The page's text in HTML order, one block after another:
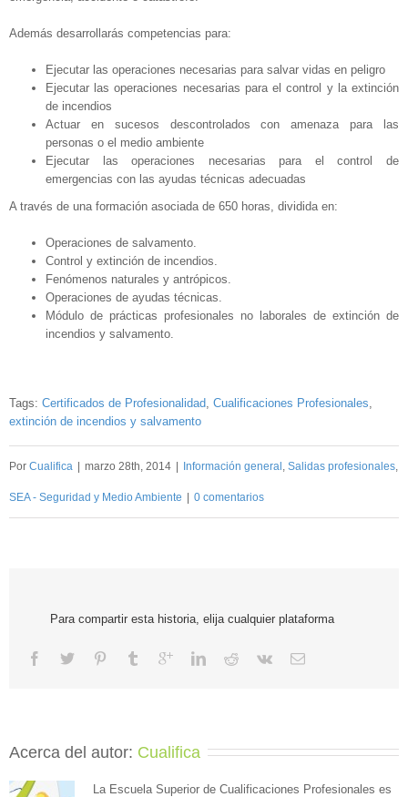
Además desarrollarás competencias para:
Ejecutar las operaciones necesarias para salvar vidas en peligro
Ejecutar las operaciones necesarias para el control y la extinción
de incendios
Actuar en sucesos descontrolados con amenaza para las
personas o el medio ambiente
Ejecutar las operaciones necesarias para el control de
emergencias con las ayudas técnicas adecuadas
A través de una formación asociada de 650 horas, dividida en:
Operaciones de salvamento.
Control y extinción de incendios.
Fenómenos naturales y antrópicos.
Operaciones de ayudas técnicas.
Módulo de prácticas profesionales no laborales de extinción de
incendios y salvamento.
Tags: Certificados de Profesionalidad Cualificaciones Profesionales
extinción de incendios y salvamento
Por Cualifica | marzo 28th, 2014 | Información general Salidas profesionales
SEA - Seguridad y Medio Ambiente | 0 comentarios
Para compartir esta historia, elija cualquier plataforma
Acerca del autor: Cualifica
La Escuela Superior de Cualificaciones Profesionales es